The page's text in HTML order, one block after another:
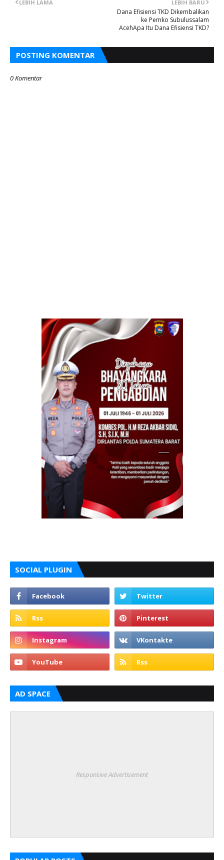
LEBIH BARU
Dana Efisiensi TKD Dikembalikan
ke Pemko Subulussalam
AcehApa Itu Dana Efisiensi TKD?
LEBIH LAMA
POSTING KOMENTAR
0 Komentar
SOCIAL PLUGIN
AD SPACE
Responsive Advertisement